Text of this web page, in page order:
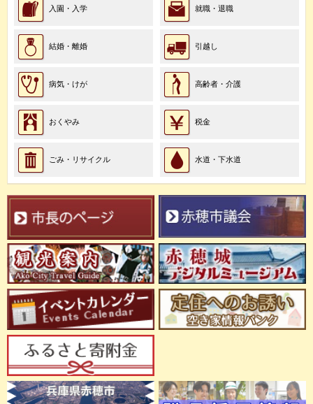
入園・入学 就職・退職
結婚・離婚 引越し
病気・けが 高齢者・介護
おくやみ 税金
ごみ・リサイクル 水道・下水道